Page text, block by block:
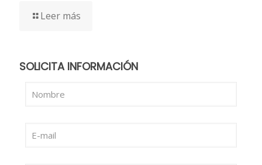
Leer más
SOLICITA INFORMACIÓN